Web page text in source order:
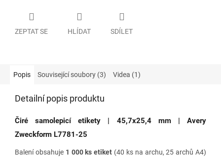
ZEPTAT SE HLÍDAT SDÍLET
Popis Související soubory (3) Videa (1)
Detailní popis produktu
Čiré samolepicí etikety | 45,7x25,4 mm | Avery
Zweckform L7781-25
Balení obsahuje1 000 ks etiket (40 ks na archu, 25 archů A4)